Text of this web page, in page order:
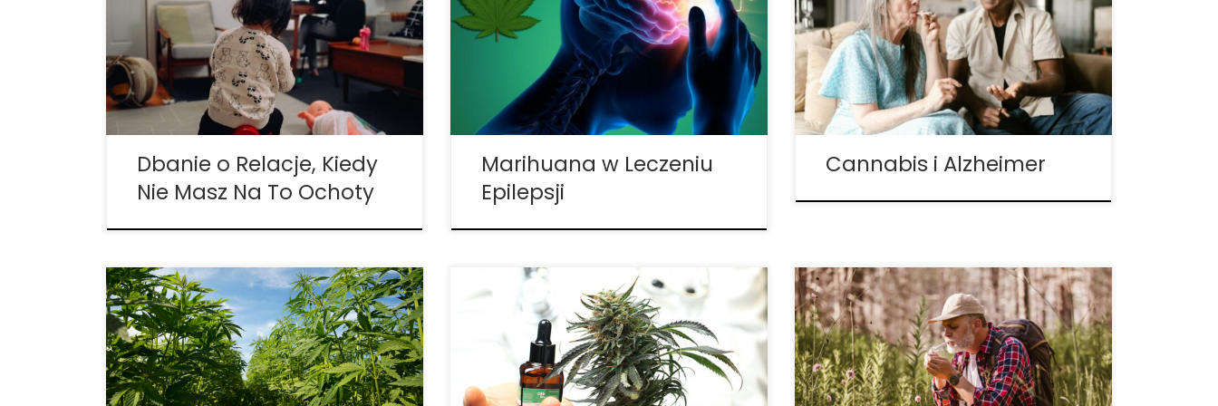
miejsca naszym emocjom. Oto jak sobie z
tym radzić. Wszyscy jesteśmy istotami
społecznymi, ale utrzymywanie i
budowanie relacji wymaga czasu i wysiłku.
Jest to jeszcze trudniejsze, gdy czujesz się
przygnębiony, tak jakbyś nie […]
Dbanie o Relacje, Kiedy
Nie Masz Na To Ochoty
dolegliwości. Niektórzy używają ją do
depresji i lęku, a inni do radzenia sobie z
bólem. Jednak w przeciwieństwie do
innych chorób przewlekłych, w których
można stosować leki dostępne bez
recepty, padaczka […]
Marihuana w Leczeniu
Epilepsji
dodał chorobę Alzheimera (AD) do listy
warunków kwalifikujących do stanowego
programu medycznej marihuany. Po
latach ostrożnego optymizmu ze
wstępnych badań nagłówek wyglądał jak
potwierdzenie, że konopie indyjskie mogą
Cannabis i Alzheimer
Czy konopie są dobre dla koni? Nowe
badanie analizuje działanie uspokajające i
przeciwbólowe CBD na zwierzęta. Wyobraź
sobie, że jesteś koniem wyścigowym.
Denerwujesz się przed usłyszeniem
Badanie kliniczne: Olej cannabis
pochodzenia roślinnego jest bardzo
skuteczny u pacjentów z fibromialgią.
Zgodnie z danymi z badań klinicznych
opublikowanymi w czasopiśmie Pain
Badanie wykazało, że 15% seniorów używa
konopi indyjskich w leczeniu objawów
starzenia. Seniorzy sięgają po cannabis,
aby leczyć powszechne objawy starzenia
się, a prawie 80% osób, które zgłosiły